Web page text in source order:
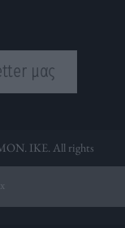
μας
ΙΚΕ. All rights